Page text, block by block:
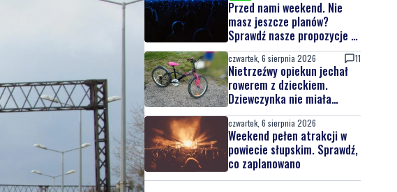
Przed nami weekend. Nie
masz jeszcze planów?
Sprawdź nasze propozycje w
powiecie wejherowskim i
puckim
czwartek, 6 sierpnia 2026 11
Nietrzeźwy opiekun jechał
rowerem z dzieckiem.
Dziewczynka nie miała
kasku
czwartek, 6 sierpnia 2026
Weekend pełen atrakcji w
powiecie słupskim. Sprawdź,
co zaplanowano